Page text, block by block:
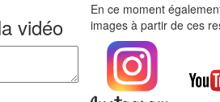
vidéo
En ce moment
images à partir de ces